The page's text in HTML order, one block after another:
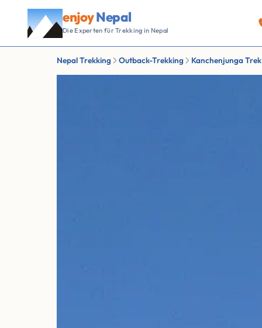
enjoyNepal
Die Experten für Trekking in Nepal
Nepal Trekking Outback-Trekking Kanchenjunga Trek